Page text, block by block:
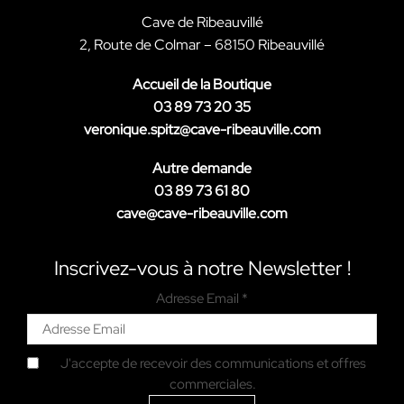
Cave de Ribeauvillé
2, Route de Colmar – 68150 Ribeauvillé
Accueil de la Boutique
03 89 73 20 35
veronique.spitz@cave-ribeauville.com
Autre demande
03 89 73 61 80
cave@cave-ribeauville.com
Inscrivez-vous à notre Newsletter !
Adresse Email *
J'accepte de recevoir des communications et offres
commerciales.